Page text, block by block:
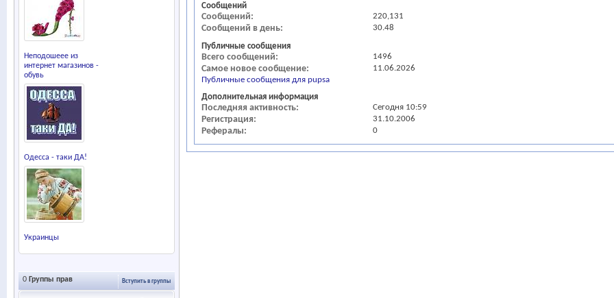
Неподошеее из
интернет магазинов -
обувь
Одесса - таки ДА!
Украинцы
Вступить в группы
0 Группы прав
Сообщений
Сообщений 220,131
Сообщений в день 30.48
Публичные сообщения
Всего сообщений 1496
Самое новое сообщение
11.06.2026
Публичные сообщения для pupsa
Дополнительная информация
Последняя активность Сегодня 10:59
Регистрация 31.10.2006
Рефералы 0